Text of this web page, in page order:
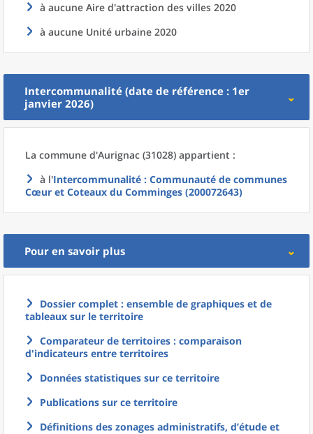
à aucune Aire d'attraction des villes 2020
à aucune Unité urbaine 2020
Intercommunalité (date de référence : 1er
janvier 2026)
La commune d'Aurignac (31028) appartient :
à l'Intercommunalité : Communauté de communes
Cœur et Coteaux du Comminges (200072643)
Pour en savoir plus
Dossier complet : ensemble de graphiques et de
tableaux sur le territoire
Comparateur de territoires : comparaison
d'indicateurs entre territoires
Données statistiques sur ce territoire
Publications sur ce territoire
Définitions des zonages administratifs, d’étude et